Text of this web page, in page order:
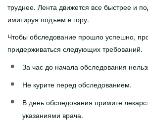
Sotsiaalnõustamine
Patsiendi infomaterjalid
Üldine Info
Haigused
Protseduurid
труднее. Лента движется все быстрее и
имитируя подъем в гору.
Чтобы обследование прошло успешно,
придерживаться следующих требований.
За час до начала обследования
Не курите перед обследованием.
В день обследования примите
указаниями врача.